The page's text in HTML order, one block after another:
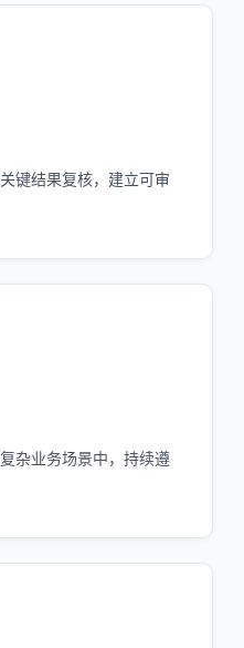
键结果复核，建立可审
杂业务场景中，持续遵